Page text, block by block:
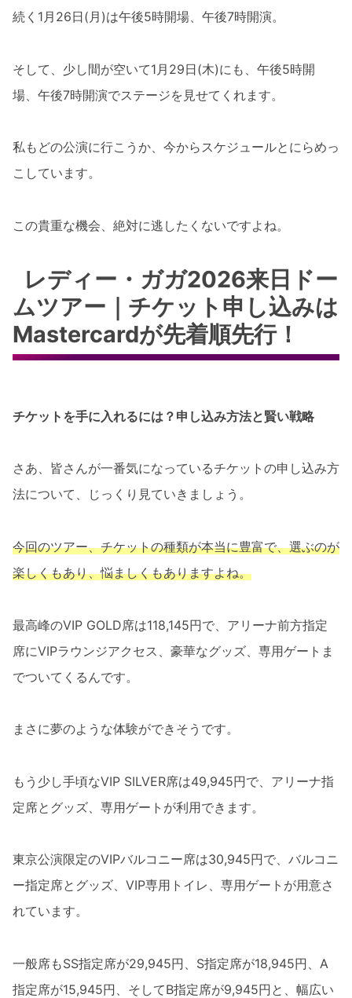
続く1月26日(月)は午後5時開場、午後7時開演。
そして、少し間が空いて1月29日(木)にも、午後5時開
場、午後7時開演でステージを見せてくれます。
私もどの公演に行こうか、今からスケジュールとにらめっ
こしています。
この貴重な機会、絶対に逃したくないですよね。
レディー・ガガ2026来日ドー
ムツアー｜チケット申し込みは
Mastercardが先着順先行！
チケットを手に入れるには？申し込み方法と賢い戦略
さあ、皆さんが一番気になっているチケットの申し込み方
法について、じっくり見ていきましょう。
今回のツアー、チケットの種類が本当に豊富で、選ぶのが
楽しくもあり、悩ましくもありますよね。
最高峰のVIP GOLD席は118,145円で、アリーナ前方指定
席にVIPラウンジアクセス、豪華なグッズ、専用ゲートま
でついてくるんです。
まさに夢のような体験ができそうです。
もう少し手頃なVIP SILVER席は49,945円で、アリーナ指
定席とグッズ、専用ゲートが利用できます。
東京公演限定のVIPバルコニー席は30,945円で、バルコニ
ー指定席とグッズ、VIP専用トイレ、専用ゲートが用意さ
れています。
一般席もSS指定席が29,945円、S指定席が18,945円、A
指定席が15,945円、そしてB指定席が9,945円と、幅広い